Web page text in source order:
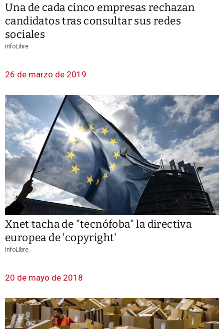
Una de cada cinco empresas rechazan
candidatos tras consultar sus redes
sociales
infoLibre
26 de marzo de 2019
Xnet tacha de "tecnófoba" la directiva
europea de 'copyright'
infoLibre
20 de mayo de 2018